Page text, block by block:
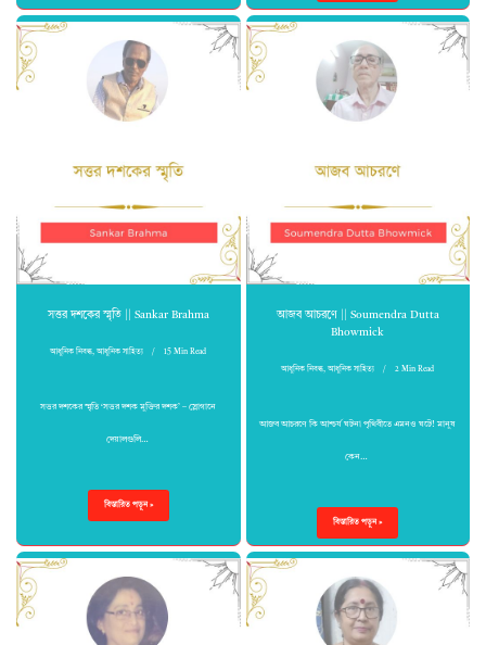
সত্তর দশকের স্মৃতি || Sankar Brahma
আধুনিক নিবন্ধ,আধুনিক সাহিত্য 15 Min Read
সত্তর দশকের স্মৃতি ‘সত্তর দশক মুক্তির দশক’ – স্লোগানে
দেয়ালগুলি…
বিস্তারিত পড়ুন »
আজব আচরণে || Soumendra Dutta
Bhowmick
আধুনিক নিবন্ধ,আধুনিক সাহিত্য 2 Min Read
আজব আচরণে কি আশ্চর্য ঘটনা পৃথিবীতে এমনও ঘটে! মানুষ
কেন…
বিস্তারিত পড়ুন »